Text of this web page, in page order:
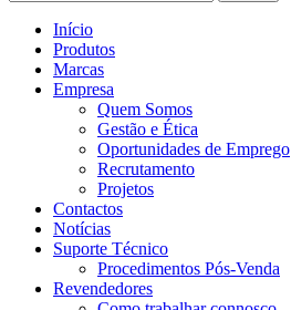
Início
Produtos
Marcas
Empresa
Quem Somos
Gestão e Ética
Oportunidades de Emprego
Recrutamento
Projetos
Contactos
Notícias
Suporte Técnico
Procedimentos Pós-Venda
Revendedores